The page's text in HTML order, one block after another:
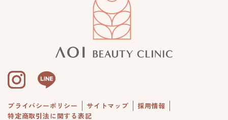
プライバシーポリシー サイトマップ
採用情報
特定商取引法に関する表記